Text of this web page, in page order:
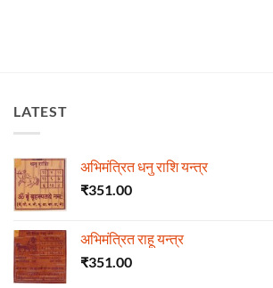
LATEST
अभिमंत्रित धनु राशि यन्त्र
₹351.00
अभिमंत्रित राहू यन्त्र
₹351.00